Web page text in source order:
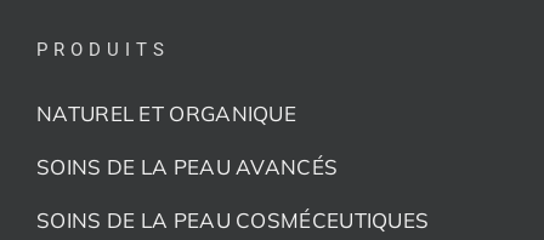
PRODUITS
NATUREL ET ORGANIQUE
SOINS DE LA PEAU AVANCÉS
SOINS DE LA PEAU COSMÉCEUTIQUES